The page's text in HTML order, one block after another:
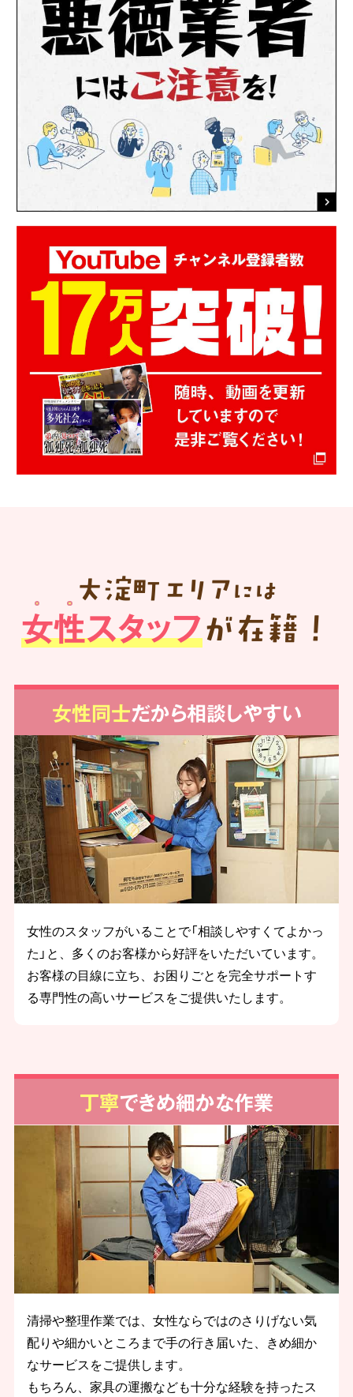
大淀町 エリア には
女性スタッフが在籍！
女性同士だから相談しやすい
女性のスタッフがいることで「相談しやすくてよかっ
た」と、多くのお客様から好評をいただいています。
お客様の目線に立ち、お困りごとを完全サポートす
る専門性の高いサービスをご提供いたします。
丁寧できめ細かな作業
清掃や整理作業では、女性ならではのさりげない気
配りや細かいところまで手の行き届いた、きめ細か
なサービスをご提供します。
もちろん、家具の運搬なども十分な経験を持ったス